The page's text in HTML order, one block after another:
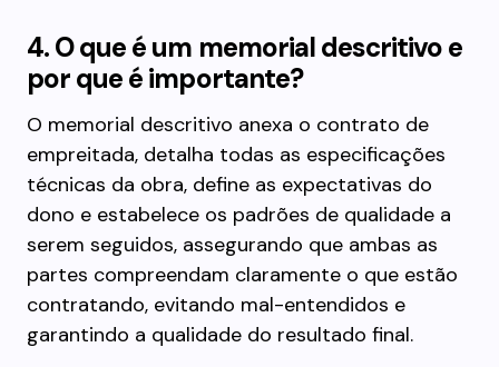
4. O que é um memorial descritivo e
por que é importante?
O memorial descritivo anexa o contrato de
empreitada, detalha todas as especificações
técnicas da obra, define as expectativas do
dono e estabelece os padrões de qualidade a
serem seguidos, assegurando que ambas as
partes compreendam claramente o que estão
contratando, evitando mal-entendidos e
garantindo a qualidade do resultado final.